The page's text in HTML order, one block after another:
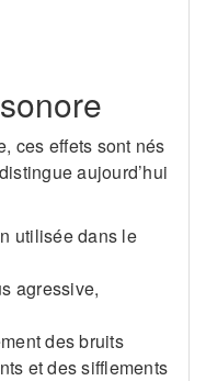
ces effets sont nés
aujourd’hui
utilisée dans le
agressive,
des bruits
et des sifflements